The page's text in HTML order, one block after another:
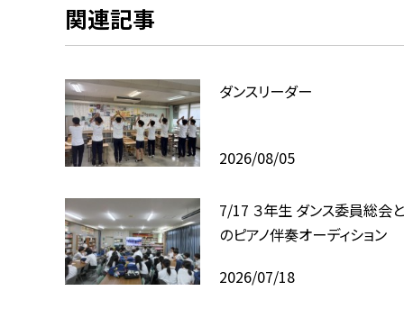
関連記事
ダンスリーダー
2026/08/05
7/17 ３年生 ダンス委員総会
のピアノ伴奏オーディション
2026/07/18